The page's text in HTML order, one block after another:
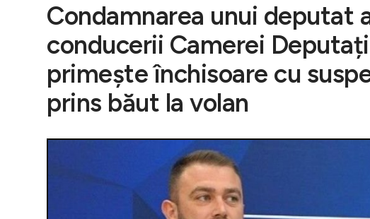
Condamnarea unui deputat
conducerii Camerei
primește închisoare cu
prins băut la volan